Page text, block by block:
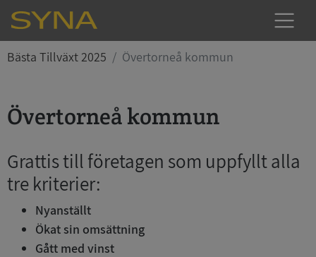
Bästa Tillväxt 2025 Övertorneå kommun
Övertorneå kommun
Grattis till företagen som uppfyllt alla
tre kriterier:
Nyanställt
Ökat sin omsättning
Gått med vinst